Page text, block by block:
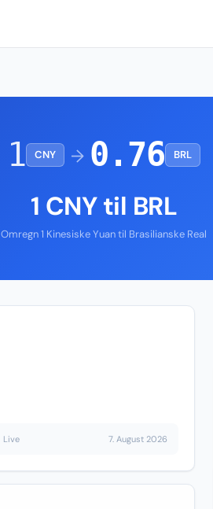
1 CNY → 0.76 BRL
1 CNY til BRL
Omregn 1 Kinesiske Yuan til Brasilianske Real
Live 7. August 2026